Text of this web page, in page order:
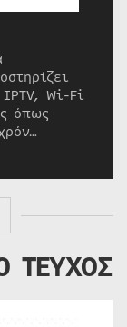
Wi-Fi
όπως
ΤΕΥΧΟΣ